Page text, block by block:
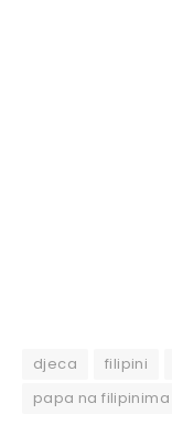
djeca filipini
papa na filipinima